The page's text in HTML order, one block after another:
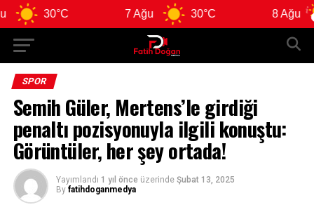
30°C 7 Ağu 30°C 8 Ağu
SPOR
Semih Güler, Mertens’le girdiği
penaltı pozisyonuyla ilgili konuştu:
Görüntüler, her şey ortada!
Yayımlandı 1 yıl önce üzerinde Şubat 13, 2025
By fatihdoganmedya